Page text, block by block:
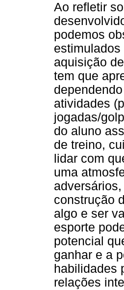
Ao refletir
podemos
aquisição
tem que
atividades
jogadas/
do aluno
de treino,
lidar com
uma
construção
algo e ser
esporte
potencial
ganhar e a
habilidades
relações